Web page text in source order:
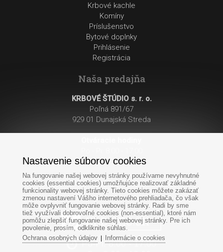
Krbové kachle
Komíny
Príslušenstvo
Bytové doplnky
Prihlásenie
Registrácia
Naša predajňa
KRBOVÉ ŠTÚDIO s. r. o.
Poľná 891/67
929 01 Dunajská Streda
So: 8:00 - 12:00
Po-Pi: 8:00 - 17:00
Nastavenie súborov cookies
Na fungovanie našej webovej stránky používame nevyhnutné
cookies (essential cookies) umožňujúce realizovať základné
funkcionality webovej stránky. Tieto cookies môžete zakázať
zmenou nastavení Vášho internetového prehliadača, čo však
môže ovplyvniť fungovanie webovej stránky. Radi by sme
tiež využívali dobrovoľné cookies (non-essential), ktoré nám
pomôžu zlepšiť fungovanie našej webovej stránky. Pre ich
povolenie, prosím, odkliknite súhlas.
Ochrana osobných údajov| Informácie o cookies